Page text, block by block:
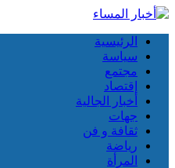
الرئيسية
سياسة
مجتمع
إقتصاد
أخبار الجالية
جهات
ثقافة و فن
رياضة
المرأة